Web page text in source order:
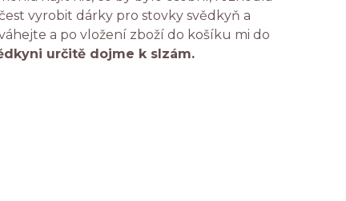
vyrobit dárky pro stovky svědkyň a
a po vložení zboží do košíku mi do
určitě dojme k slzám.